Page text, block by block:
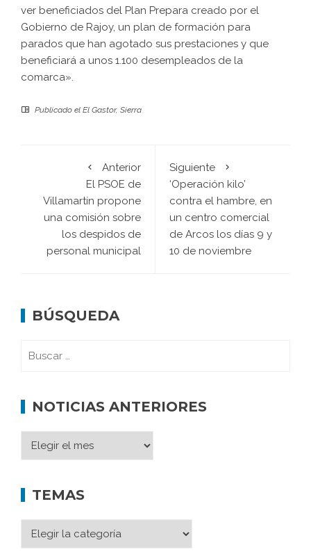
ver beneficiados del Plan Prepara creado por el
Gobierno de Rajoy, un plan de formación para
parados que han agotado sus prestaciones y que
beneficiará a unos 1.100 desempleados de la
comarca».
Publicado el El Gastor, Sierra
Anterior
El PSOE de
Villamartín propone
una comisión sobre
los despidos de
personal municipal
Siguiente
‘Operación kilo’
contra el hambre, en
un centro comercial
de Arcos los días 9 y
10 de noviembre
BÚSQUEDA
NOTICIAS ANTERIORES
TEMAS